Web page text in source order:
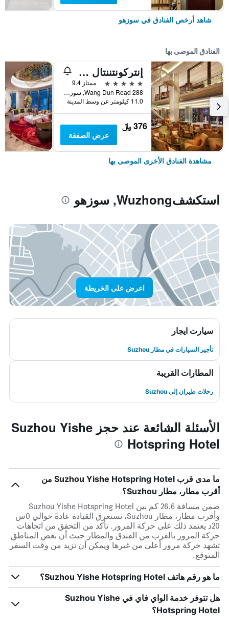
شاهد أرخص الفنادق في سوزهو
الفنادق الموصى بها
إنتركونتننتال سوتشو باي آيتش جي
5 نجوم
ممتاز 9.4
288 Wang Dun Road, سوزهو, الصين
11.0 كيلومتر عن وسط المدينة
376 ﷼
عرض الصفقة
مشاهدة الفنادق الأخرى الموصى بها
استكشفWuzhong, سوزهو
اعرض على الخريطة
سيارت ايجار
تأجير السيارات في مطار Suzhou
المطارات القريبة
رحلات طيران إلى Suzhou
الأسئلة الشائعة عند حجز Suzhou Yishe
Hotspring Hotel
ما مدى قرب Suzhou Yishe Hotspring Hotel من
أقرب مطار، مطار Suzhou؟
ضمن مسافة 26.6 كم بين Suzhou Yishe Hotspring Hotel
وأقرب مطار، مطار Suzhou، تستغرق القيادة عادةً حوالي 0س
20د يعتمد ذلك على حركة المرور. تأكد من التحقق من اتجاهات
حركة المرور بالقرب من الفندق والمطار حيث أن بعض المناطق
تشهد حركة مرور أعلى من غيرها ويمكن أن تزيد من وقت السفر
المتوقع.
ما هو رقم هاتف Suzhou Yishe Hotspring Hotel؟
هل تتوفر خدمة الواي فاي في Suzhou Yishe
Hotspring Hotel؟